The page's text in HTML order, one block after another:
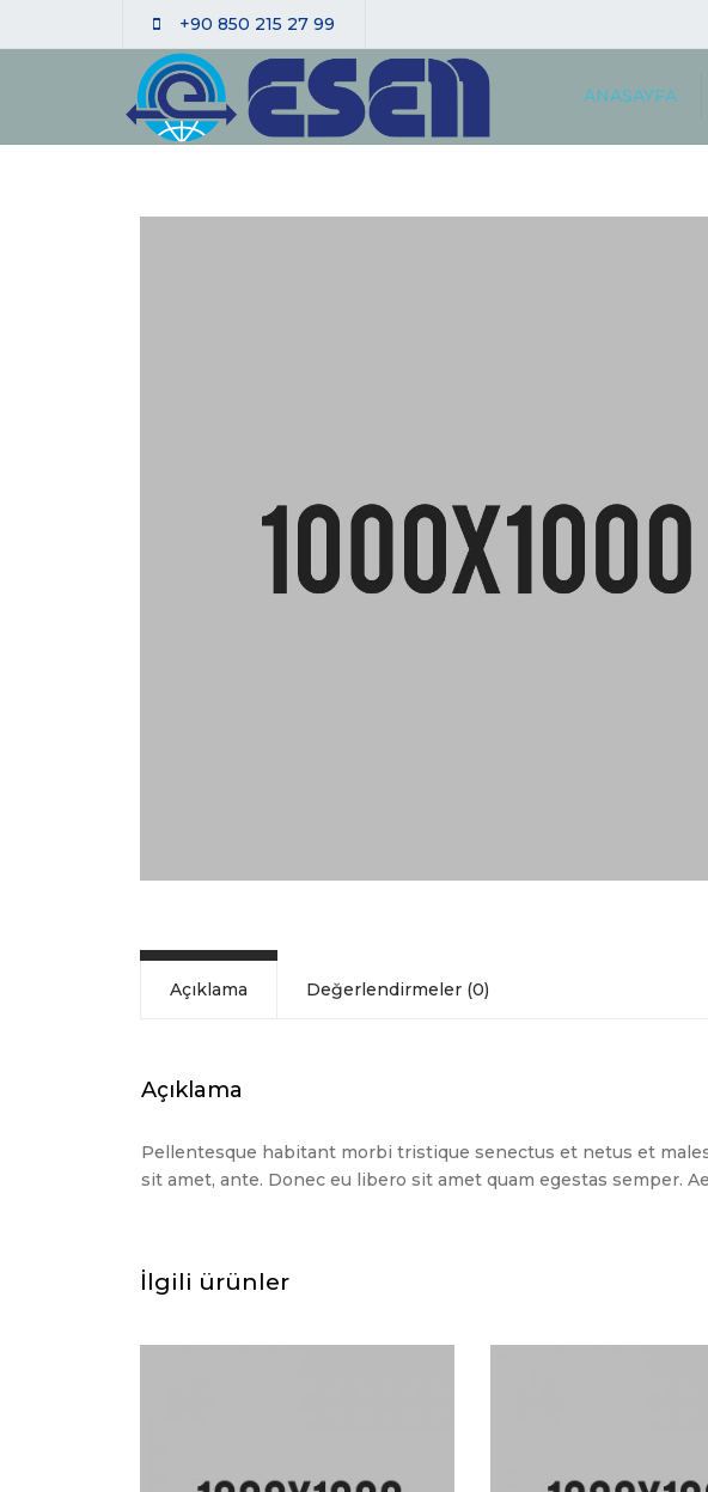
+90 850 215 27 99
ANASAYFA
Açıklama Değerlendirmeler (0)
Açıklama
Pellentesque habitant morbi tristique senectus et netus et
sit amet, ante. Donec eu libero sit amet quam egestas semper.
İlgili ürünler